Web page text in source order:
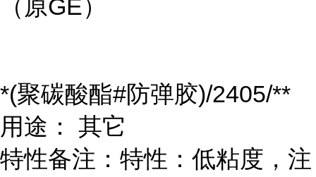
（原GE）
*(聚碳酸酯#防弹胶)/2405/**
用途： 其它
特性备注：特性：低粘度，注